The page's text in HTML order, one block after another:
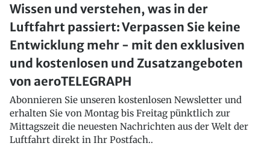
Wissen und verstehen, was in der
Luftfahrt passiert: Verpassen Sie keine
Entwicklung mehr - mit den exklusiven
und kostenlosen und Zusatzangeboten
von aeroTELEGRAPH
Abonnieren Sie unseren kostenlosen Newsletter und
erhalten Sie von Montag bis Freitag pünktlich zur
Mittagszeit die neuesten Nachrichten aus der Welt der
Luftfahrt direkt in Ihr Postfach..